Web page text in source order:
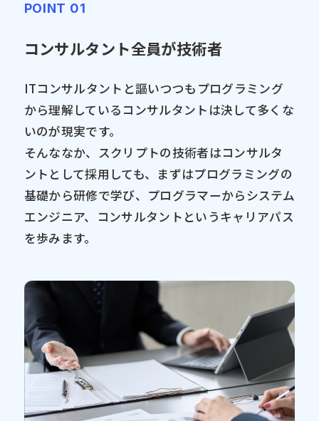
POINT 01
コンサルタント全員が技術者
ITコンサルタントと謳いつつもプログラミング
から理解しているコンサルタントは決して多くな
いのが現実です。
そんななか、スクリプトの技術者はコンサルタ
ントとして採用しても、まずはプログラミングの
基礎から研修で学び、プログラマーからシステム
エンジニア、コンサルタントというキャリアパス
を歩みます。